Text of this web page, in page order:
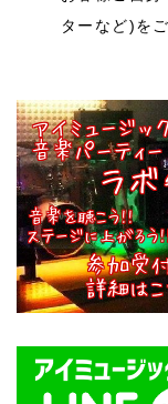
ターなど)を